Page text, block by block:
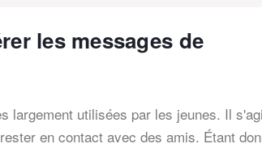
les messages de
largement utilisées par les jeunes. Il
en contact avec des amis. Étant